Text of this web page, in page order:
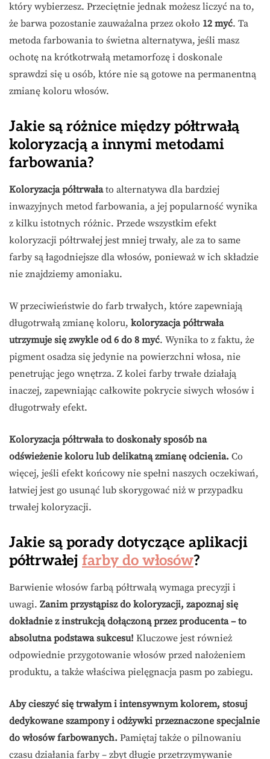
który wybierzesz. Przeciętnie jednak możesz liczyć na to,
że barwa pozostanie zauważalna przez około 12 myć. Ta
metoda farbowania to świetna alternatywa, jeśli masz
ochotę na krótkotrwałą metamorfozę i doskonale
sprawdzi się u osób, które nie są gotowe na permanentną
zmianę koloru włosów.
Jakie są różnice między półtrwałą
koloryzacją a innymi metodami
farbowania?
Koloryzacja półtrwałato alternatywa dla bardziej
inwazyjnych metod farbowania, a jej popularność wynika
z kilku istotnych różnic. Przede wszystkim efekt
koloryzacji półtrwałej jest mniej trwały, ale za to same
farby są łagodniejsze dla włosów, ponieważ w ich składzie
nie znajdziemy amoniaku.
W przeciwieństwie do farb trwałych, które zapewniają
długotrwałą zmianę koloru, koloryzacja półtrwała
utrzymuje się zwykle od 6 do 8 myć. Wynika to z faktu, że
pigment osadza się jedynie na powierzchni włosa, nie
penetrując jego wnętrza. Z kolei farby trwałe działają
inaczej, zapewniając całkowite pokrycie siwych włosów i
długotrwały efekt.
Koloryzacja półtrwała to doskonały sposób na
odświeżenie koloru lub delikatną zmianę odcienia. Co
więcej, jeśli efekt końcowy nie spełni naszych oczekiwań,
łatwiej jest go usunąć lub skorygować niż w przypadku
trwałej koloryzacji.
Jakie są porady dotyczące aplikacji
półtrwałej farby do włosów?
Barwienie włosów farbą półtrwałą wymaga precyzji i
uwagi. Zanim przystąpisz do koloryzacji, zapoznaj się
dokładnie z instrukcją dołączoną przez producenta – to
absolutna podstawa sukcesu! Kluczowe jest również
odpowiednie przygotowanie włosów przed nałożeniem
produktu, a także właściwa pielęgnacja pasm po zabiegu.
Aby cieszyć się trwałym i intensywnym kolorem, stosuj
dedykowane szampony i odżywki przeznaczone specjalnie
do włosów farbowanych. Pamiętaj także o pilnowaniu
czasu działania farby – zbyt długie przetrzymywanie